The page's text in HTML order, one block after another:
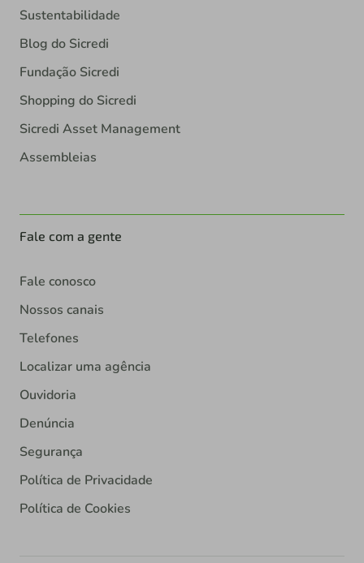
Sustentabilidade
Blog do Sicredi
Fundação Sicredi
Shopping do Sicredi
Sicredi Asset Management
Assembleias
Fale com a gente
Fale conosco
Nossos canais
Telefones
Localizar uma agência
Ouvidoria
Denúncia
Segurança
Política de Privacidade
Política de Cookies